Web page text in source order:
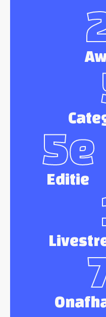
5e
Editie